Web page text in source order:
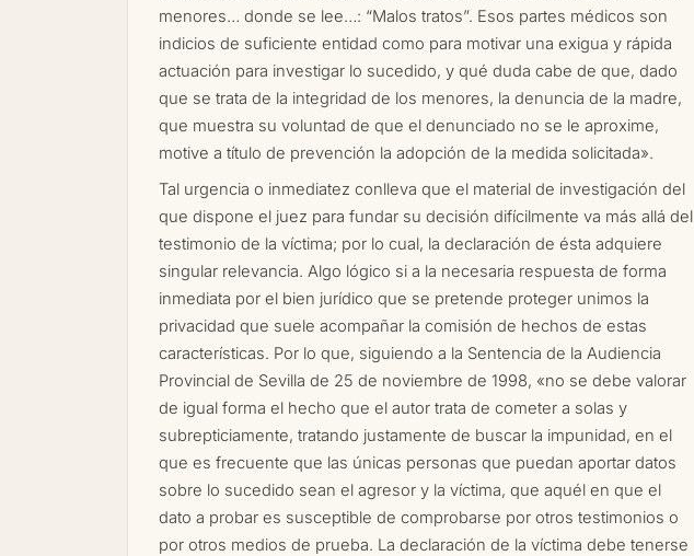
menores… donde se lee…: “Malos tratos”. Esos partes médicos son
indicios de suficiente entidad como para motivar una exigua y rápida
actuación para investigar lo sucedido, y qué duda cabe de que, dado
que se trata de la integridad de los menores, la denuncia de la madre,
que muestra su voluntad de que el denunciado no se le aproxime,
motive a título de prevención la adopción de la medida solicitada».
Tal urgencia o inmediatez conlleva que el material de investigación del
que dispone el juez para fundar su decisión difícilmente va más allá del
testimonio de la víctima; por lo cual, la declaración de ésta adquiere
singular relevancia. Algo lógico si a la necesaria respuesta de forma
inmediata por el bien jurídico que se pretende proteger unimos la
privacidad que suele acompañar la comisión de hechos de estas
características. Por lo que, siguiendo a la Sentencia de la Audiencia
Provincial de Sevilla de 25 de noviembre de 1998, «no se debe valorar
de igual forma el hecho que el autor trata de cometer a solas y
subrepticiamente, tratando justamente de buscar la impunidad, en el
que es frecuente que las únicas personas que puedan aportar datos
sobre lo sucedido sean el agresor y la víctima, que aquél en que el
dato a probar es susceptible de comprobarse por otros testimonios o
por otros medios de prueba. La declaración de la víctima debe tenerse